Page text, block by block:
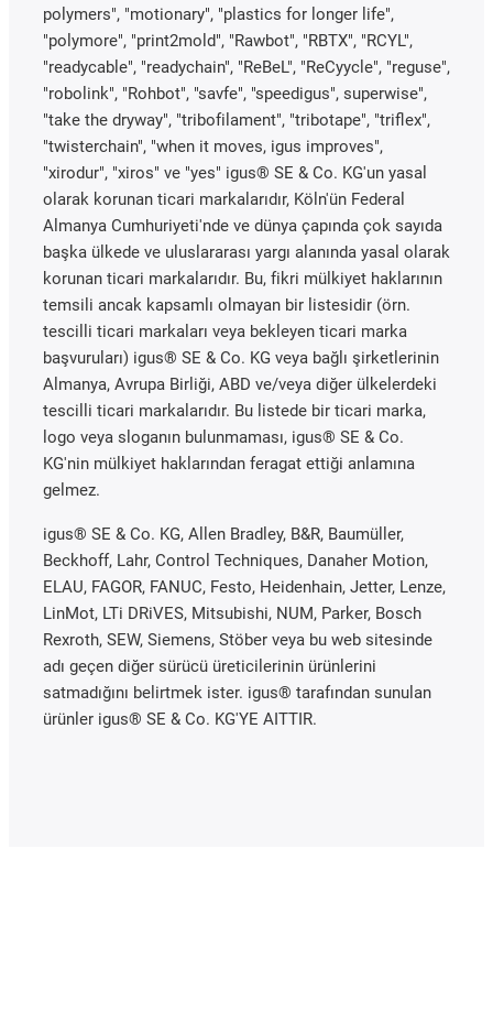
polymers", "motionary", "plastics for longer life",
"polymore", "print2mold", "Rawbot", "RBTX", "RCYL",
"readycable", "readychain", "ReBeL", "ReCyycle", "reguse",
"robolink", "Rohbot", "savfe", "speedigus", superwise",
"take the dryway", "tribofilament", "tribotape", "triflex",
"twisterchain", "when it moves, igus improves",
"xirodur", "xiros" ve "yes" igus® SE & Co. KG'un yasal
olarak korunan ticari markalarıdır, Köln'ün Federal
Almanya Cumhuriyeti'nde ve dünya çapında çok sayıda
başka ülkede ve uluslararası yargı alanında yasal olarak
korunan ticari markalarıdır. Bu, fikri mülkiyet haklarının
temsili ancak kapsamlı olmayan bir listesidir (örn.
tescilli ticari markaları veya bekleyen ticari marka
başvuruları) igus® SE & Co. KG veya bağlı şirketlerinin
Almanya, Avrupa Birliği, ABD ve/veya diğer ülkelerdeki
tescilli ticari markalarıdır. Bu listede bir ticari marka,
logo veya sloganın bulunmaması, igus® SE & Co.
KG'nin mülkiyet haklarından feragat ettiği anlamına
gelmez.
igus® SE & Co. KG, Allen Bradley, B&R, Baumüller,
Beckhoff, Lahr, Control Techniques, Danaher Motion,
ELAU, FAGOR, FANUC, Festo, Heidenhain, Jetter, Lenze,
LinMot, LTi DRiVES, Mitsubishi, NUM, Parker, Bosch
Rexroth, SEW, Siemens, Stöber veya bu web sitesinde
adı geçen diğer sürücü üreticilerinin ürünlerini
satmadığını belirtmek ister. igus® tarafından sunulan
ürünler igus® SE & Co. KG'YE AITTIR.